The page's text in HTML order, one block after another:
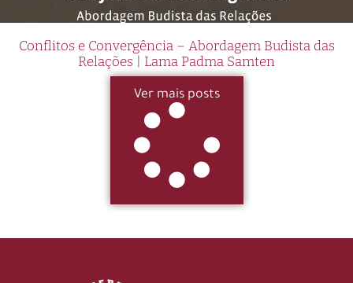
Conflitos e Convergência – Abordagem Budista das
Relações | Lama Padma Samten
Ver mais posts